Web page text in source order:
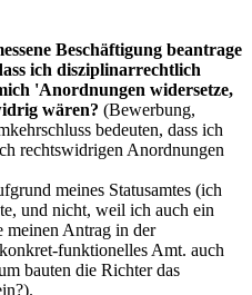
Beschäftigung beantrage
ich disziplinarrechtlich
'Anordnungen widersetze,
wären? (Bewerbung,
bedeuten, dass ich
rechtswidrigen Anordnungen
meines Statusamtes (ich
und nicht, weil ich auch ein
meinen Antrag in der
funktionelles Amt. auch
bauten die Richter das